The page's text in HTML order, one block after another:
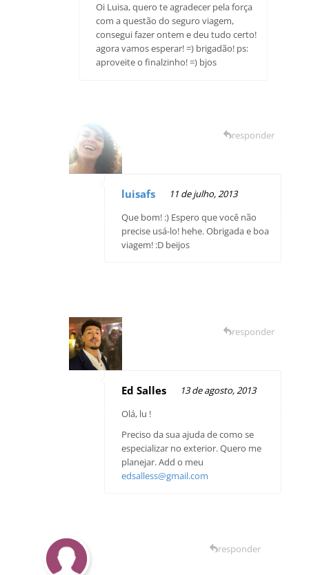
Oi Luisa, quero te agradecer pela força
com a questão do seguro viagem,
consegui fazer ontem e deu tudo certo!
agora vamos esperar! =) brigadão! ps:
aproveite o finalzinho! =) bjos
luisafs
11 de julho, 2013
Que bom! :) Espero que você não
precise usá-lo! hehe. Obrigada e boa
viagem! :D beijos
responder
Ed Salles
13 de agosto, 2013
Olá, lu !
Preciso da sua ajuda de como se
especializar no exterior. Quero me
planejar. Add o meu
edsalless@gmail.com
responder
responder